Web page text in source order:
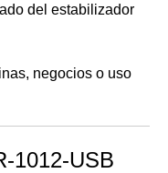
del estabilizador
negocios o uso
1012-USB